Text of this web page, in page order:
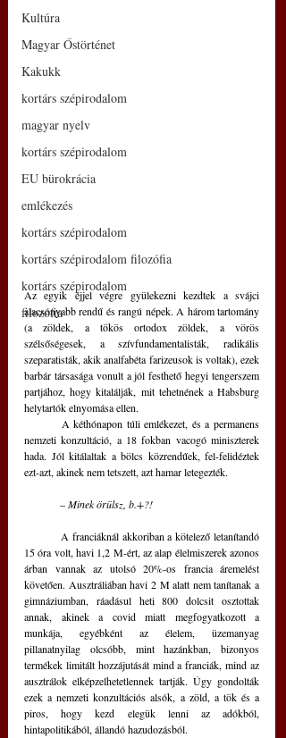
Kultúra
Magyar Őstörténet
Kakukk
kortárs szépirodalom
magyar nyelv
kortárs szépirodalom
EU bürokrácia
emlékezés
kortárs szépirodalom
kortárs szépirodalom filozófia
kortárs szépirodalom
filozófia
Az egyik éjjel végre gyülekezni kezdtek a svájci
alacsonyabb rendű és rangú népek. A három tartomány
(a zöldek, a tökös ortodox zöldek, a vörös
szélsőségesek, a szívfundamentalisták, radikális
szeparatisták, akik analfabéta farizeusok is voltak), ezek
barbár társasága vonult a jól festhető hegyi tengerszem
partjához, hogy kitalálják, mit tehetnének a Habsburg
helytartók elnyomása ellen.
nemzeti konzultáció, a 18 fokban vacogó miniszterek
hada. Jól kitálaltak a bölcs közrendűek, fel-felidéztek
ezt-azt, akinek nem tetszett, azt hamar letegezték.
– Minek örülsz, b.+?!
15 óra volt, havi 1,2 M-ért, az alap élelmiszerek azonos
árban vannak az utolsó 20%-os francia áremelést
követően. Ausztráliában havi 2 M alatt nem tanítanak a
gimnáziumban, ráadásul heti 800 dolcsit osztottak
annak, akinek a covid miatt megfogyatkozott a
munkája, egyébként az élelem, üzemanyag
pillanatnyilag olcsóbb, mint hazánkban, bizonyos
termékek limitált hozzájutását mind a franciák, mind az
ausztrálok elképzelhetetlennek tartják. Úgy gondolták
ezek a nemzeti konzultációs alsók, a zöld, a tök és a
piros, hogy kezd elegük lenni az adókból,
hintapolitikából, állandó hazudozásból.